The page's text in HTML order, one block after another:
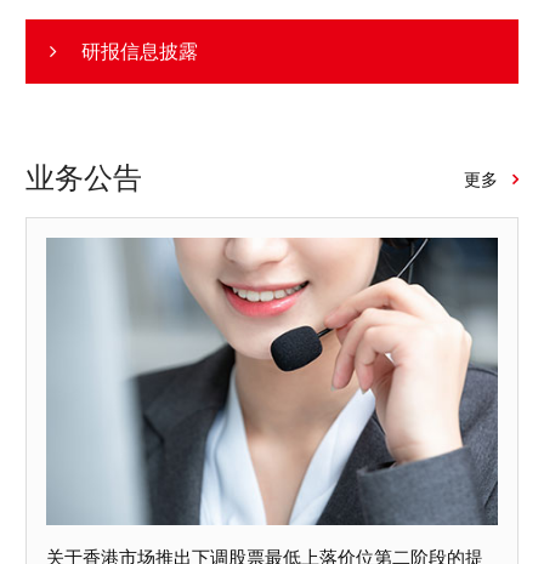
续强调“稳定房地产市场”，提出“深化资本市场投融资综合改
革，提升资本市场韧性和信心”，较4月“稳定和增强资本市
案”，推动地方中小金融机构“改革化险、减量提质”，通过房
线。 风险提示：外部冲击超预期、稳增长政策超预期
研报信息披露
业务公告 更多
关于香港市场推出下调股票最低上落价位第二阶段的提